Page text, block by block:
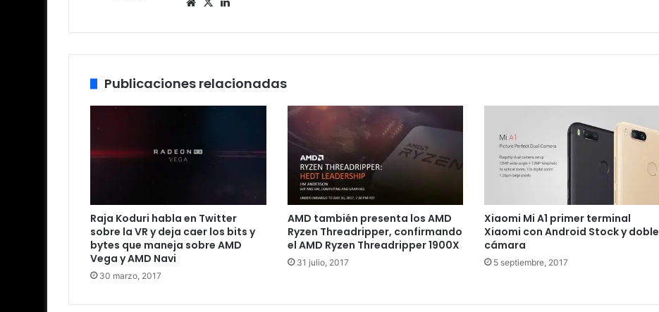
we
b
dIn
Publicaciones relacionadas
Raja Koduri habla en Twitter
sobre la VR y deja caer los bits y
bytes que maneja sobre AMD
Vega y AMD Navi
30 marzo, 2017
AMD también presenta los AMD
Ryzen Threadripper, confirmando
el AMD Ryzen Threadripper 1900X
31 julio, 2017
Xiaomi Mi A1 primer terminal
Xiaomi con Android Stock y doble
cámara
5 septiembre, 2017